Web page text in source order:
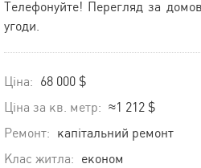
Телефонуйте! Перегляд за
угоди.
Ціна: 68 000 $
Ціна за кв. метр: ≈1 212 $
Ремонт: капітальний ремонт
Клас житла: економ